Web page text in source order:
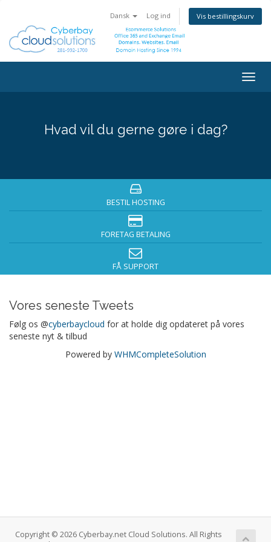
Dansk Log ind Vis bestillingskurv
Hvad vil du gerne gøre i dag?
BESTIL HOSTING
FORETAG BETALING
FÅ SUPPORT
Vores seneste Tweets
Følg os @cyberbaycloud for at holde dig opdateret på vores
seneste nyt & tilbud
Powered by WHMCompleteSolution
Copyright © 2026 Cyberbay.net Cloud Solutions. All Rights